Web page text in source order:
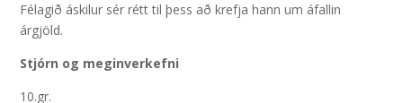
Félagið áskilur sér rétt til þess að krefja hann um áfallin
árgjöld.
Stjórn og meginverkefni
10.gr.